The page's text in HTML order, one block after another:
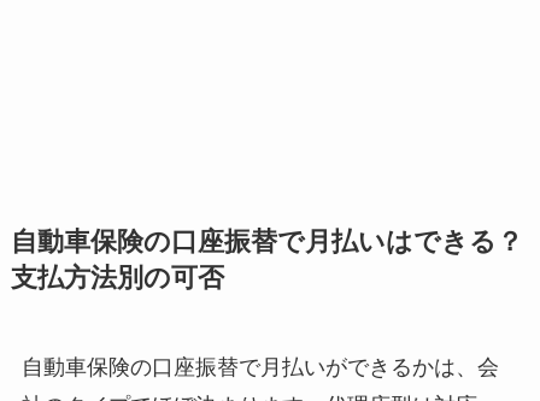
自動車保険の口座振替で月払いはできる？
支払方法別の可否
自動車保険の口座振替で月払いができるかは、会